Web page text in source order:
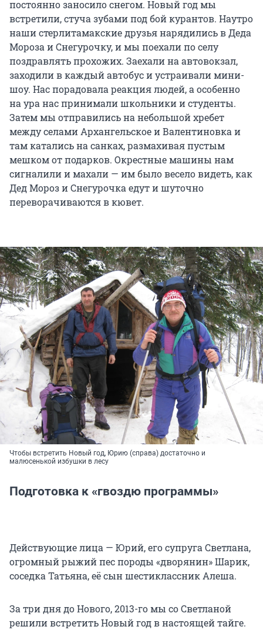
постоянно заносило снегом. Новый год мы
встретили, стуча зубами под бой курантов. Наутро
наши стерлитамакские друзья нарядились в Деда
Мороза и Снегурочку, и мы поехали по селу
поздравлять прохожих. Заехали на автовокзал,
заходили в каждый автобус и устраивали мини-
шоу. Нас порадовала реакция людей, а особенно
на ура нас принимали школьники и студенты.
Затем мы отправились на небольшой хребет
между селами Архангельское и Валентиновка и
там катались на санках, размахивая пустым
мешком от подарков. Окрестные машины нам
сигналили и махали — им было весело видеть, как
Дед Мороз и Снегурочка едут и шуточно
переворачиваются в кювет.
Чтобы встретить Новый год, Юрию (справа) достаточно и
малюсенькой избушки в лесу
Подготовка к «гвоздю программы»
Действующие лица — Юрий, его супруга Светлана,
огромный рыжий пес породы «дворянин» Шарик,
соседка Татьяна, её сын шестиклассник Алеша.
За три дня до Нового, 2013-го мы со Светланой
решили встретить Новый год в настоящей тайге.